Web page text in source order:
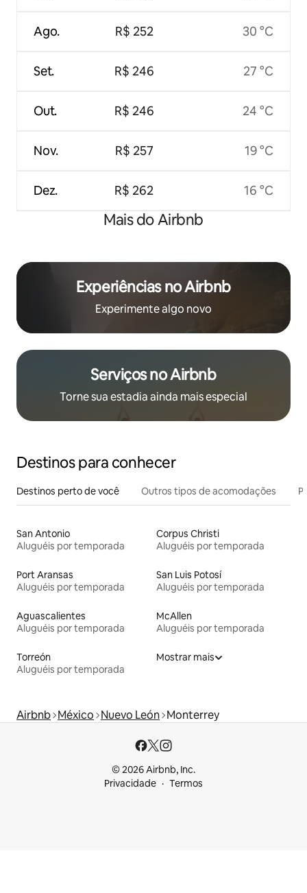
Ago.
Set.
Out.
Nov.
Dez.
R$ 252
R$ 246
R$ 246
R$ 257
R$ 262
30 °C
27 °C
24 °C
19 °C
16 °C
Mais do Airbnb
Experiências no Airbnb
Experimente algo novo
Serviços no Airbnb
Torne sua estadia ainda mais especial
Destinos para conhecer
Destinos perto de você Outros tipos de acomodações
San Antonio
Aluguéis por temporada
Corpus Christi
Aluguéis por temporada
Port Aransas
Aluguéis por temporada
San Luis Potosí
Aluguéis por temporada
Aguascalientes
Aluguéis por temporada
McAllen
Aluguéis por temporada
Torreón
Aluguéis por temporada
Mostrar mais
Airbnb México Nuevo León Monterrey
© 2026 Airbnb, Inc.
Privacidade
Termos